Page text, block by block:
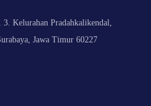
Kelurahan Pradahkalikendal,
Jawa Timur 60227